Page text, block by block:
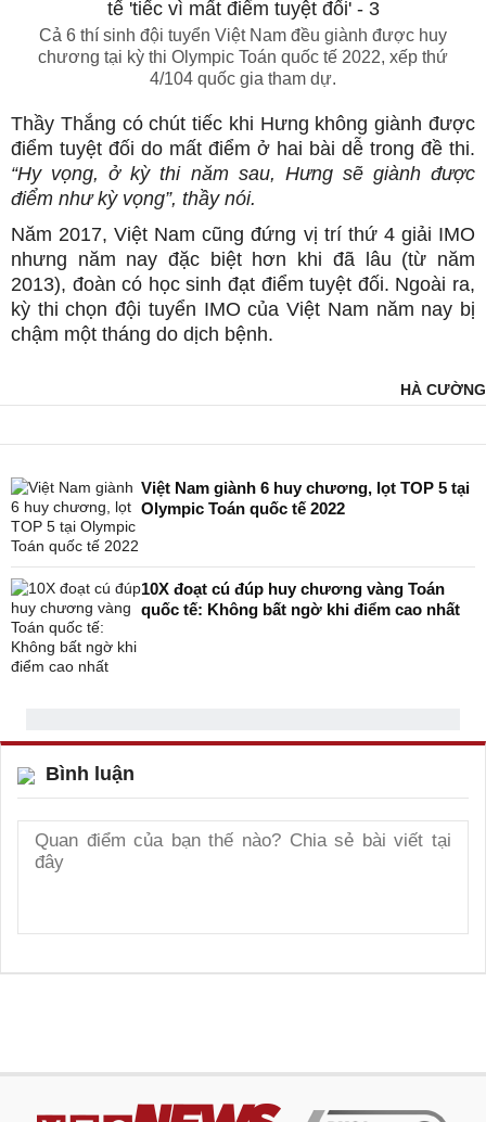
Cả 6 thí sinh đội tuyển Việt Nam đều giành được huy
chương tại kỳ thi Olympic Toán quốc tế 2022, xếp thứ
4/104 quốc gia tham dự.
Thầy Thắng có chút tiếc khi Hưng không giành được
điểm tuyệt đối do mất điểm ở hai bài dễ trong đề thi.
“Hy vọng, ở kỳ thi năm sau, Hưng sẽ giành được
điểm như kỳ vọng”, thầy nói.
Năm 2017, Việt Nam cũng đứng vị trí thứ 4 giải IMO
nhưng năm nay đặc biệt hơn khi đã lâu (từ năm
2013), đoàn có học sinh đạt điểm tuyệt đối. Ngoài ra,
kỳ thi chọn đội tuyển IMO của Việt Nam năm nay bị
chậm một tháng do dịch bệnh.
HÀ CƯỜNG
Việt Nam giành 6 huy chương, lọt TOP 5 tại
Olympic Toán quốc tế 2022
10X đoạt cú đúp huy chương vàng Toán
quốc tế: Không bất ngờ khi điểm cao nhất
Bình luận